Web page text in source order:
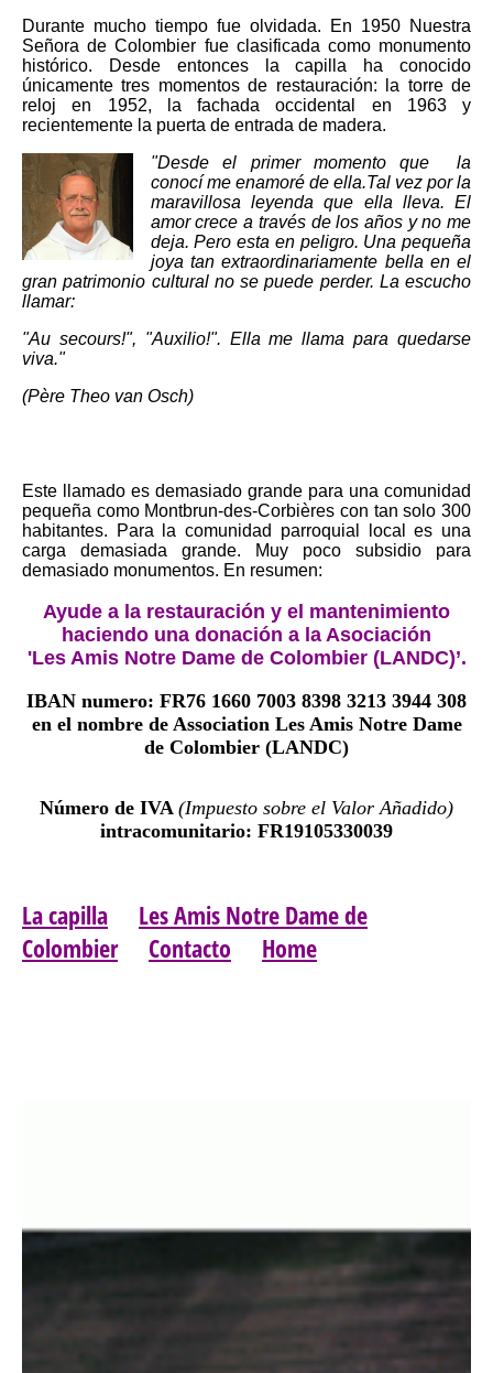
Durante mucho tiempo fue olvidada. En 1950 Nuestra
Señora de Colombier fue clasificada como monumento
histórico. Desde entonces la capilla ha conocido
únicamente tres momentos de restauración: la torre de
reloj en 1952, la fachada occidental en 1963 y
recientemente la puerta de entrada de madera.
"Desde el primer momento que la
conocí me enamoré de ella.Tal vez por la
maravillosa leyenda que ella lleva. El
amor crece a través de los años y no me
deja. Pero esta en peligro. Una pequeña
joya tan extraordinariamente bella en el
gran patrimonio cultural no se puede perder. La escucho
llamar:
"Au secours!", "Auxilio!". Ella me llama para quedarse
viva."
(Père Theo van Osch)
Este llamado es demasiado grande para una comunidad
pequeña como Montbrun-des-Corbières con tan solo 300
habitantes. Para la comunidad parroquial local es una
carga demasiada grande. Muy poco subsidio para
demasiado monumentos. En resumen:
Ayude a la restauración y el mantenimiento
haciendo una donación a la Asociación
'Les Amis Notre Dame de Colombier (LANDC)’.
IBAN numero: FR76 1660 7003 8398 3213 3944 308
en el nombre de Association Les Amis Notre Dame
de Colombier (LANDC)
Número de IVA (Impuesto sobre el Valor Añadido)
intracomunitario: FR19105330039
La capilla
Les Amis Notre Dame de
Colombier
Contacto Home